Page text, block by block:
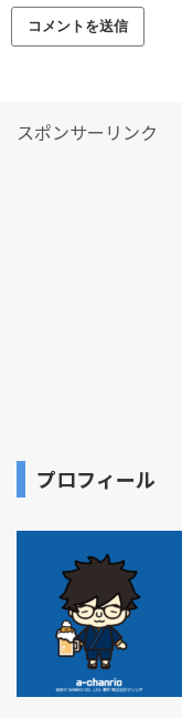
スポンサーリンク
プロフィール